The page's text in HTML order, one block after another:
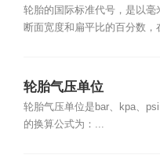
轮胎的国际标准代号，是以毫
断面宽度和扁平比的百分数，
轮胎气压单位
轮胎气压单位是bar、kpa、
的换算公式为：...